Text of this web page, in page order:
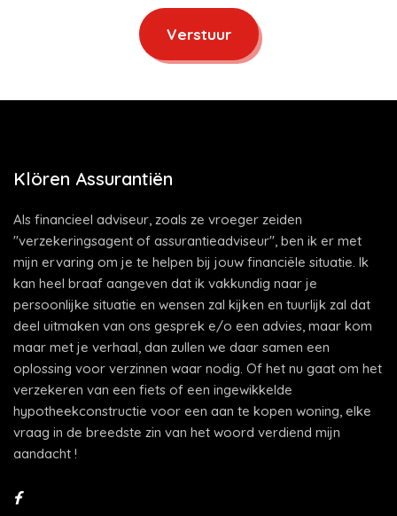
Verstuur
Klören Assurantiën
Als financieel adviseur, zoals ze vroeger zeiden
"verzekeringsagent of assurantieadviseur", ben ik er met
mijn ervaring om je te helpen bij jouw financiële situatie. Ik
kan heel braaf aangeven dat ik vakkundig naar je
persoonlijke situatie en wensen zal kijken en tuurlijk zal dat
deel uitmaken van ons gesprek e/o een advies, maar kom
maar met je verhaal, dan zullen we daar samen een
oplossing voor verzinnen waar nodig. Of het nu gaat om het
verzekeren van een fiets of een ingewikkelde
hypotheekconstructie voor een aan te kopen woning, elke
vraag in de breedste zin van het woord verdiend mijn
aandacht !